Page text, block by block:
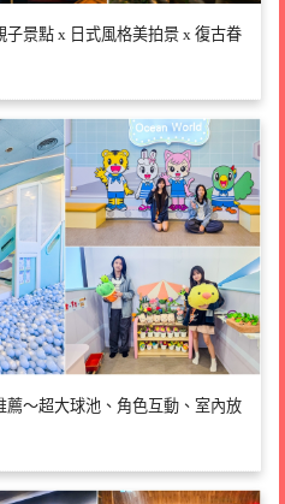
子景點 x 日式風格美拍景 x 復古眷
～超大球池、角色互動、室內放